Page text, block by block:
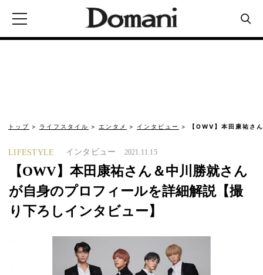
トップ ライフスタイル エンタメ インタビュー 【OWV】本田康祐さ
LIFESTYLE インタビュー 2021.11.15
【OWV】本田康祐さん＆中川勝就さん
が自身のプロフィールを詳細解説【撮
り下ろしインタビュー】